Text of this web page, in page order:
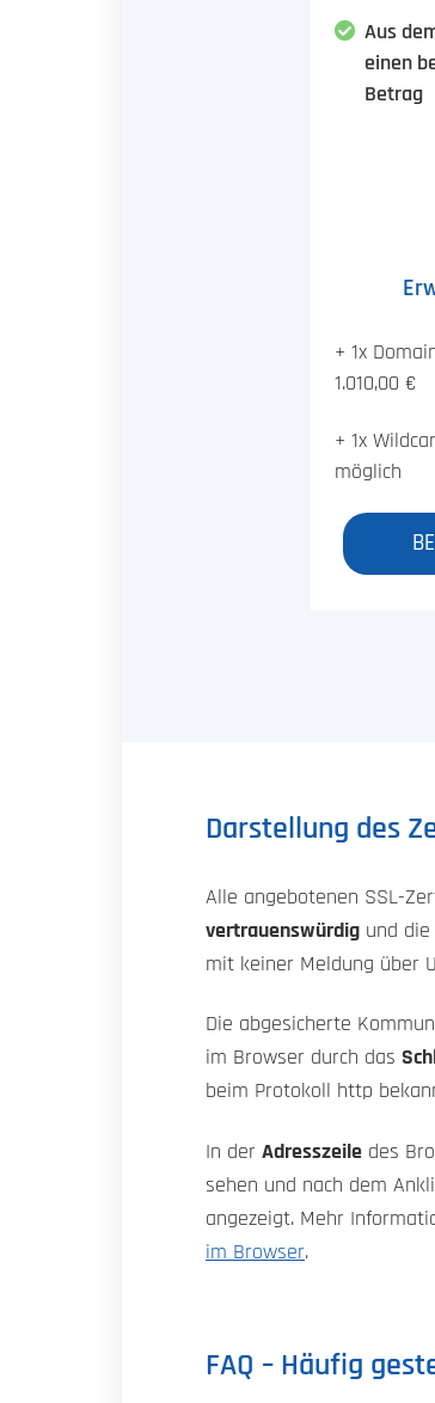
Aus
einen
Betrag
+ 1x
1.010,00 €
+ 1x
möglich
Darstellung des
Alle angebotenen SSL-
vertrauenswürdig und
mit keiner Meldung über
Die abgesicherte
im Browser durch das
beim Protokoll http
In der Adresszeile des
sehen und nach dem
angezeigt. Mehr
im Browser.
FAQ – Häufig